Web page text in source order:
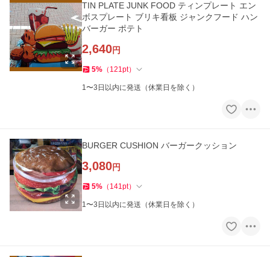
TIN PLATE JUNK FOOD ティンプレート エン
ボスプレート ブリキ看板 ジャンクフード ハン
バーガー ポテト
2,640円
5% （ 121pt）
1〜3日以内に発送（休業日を除く）
BURGER CUSHION バーガークッション
3,080円
5% （ 141pt）
1〜3日以内に発送（休業日を除く）